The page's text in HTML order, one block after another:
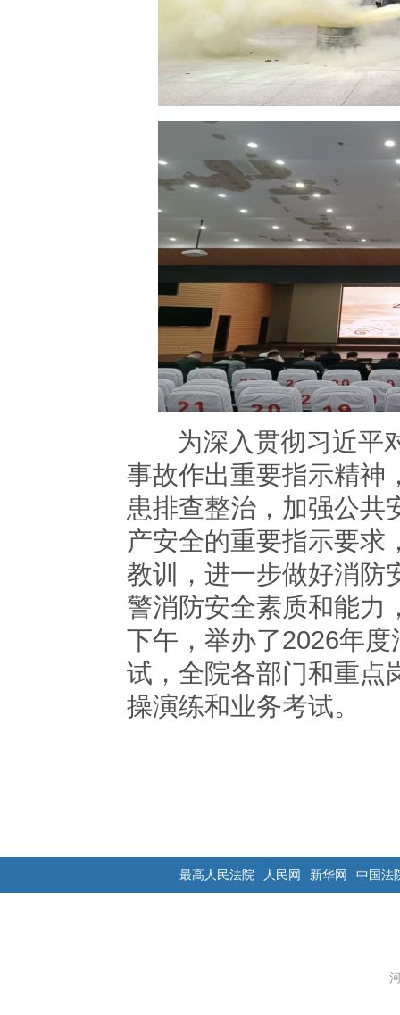
为深入贯彻习近平对
事故作出重要指示精神
患排查整治，加强公共
产安全的重要指示要求
教训，进一步做好消防
警消防安全素质和能力
下午，举办了2026年
试，全院各部门和重点
操演练和业务考试。
最高人民法院 人民网 新华网 中国法